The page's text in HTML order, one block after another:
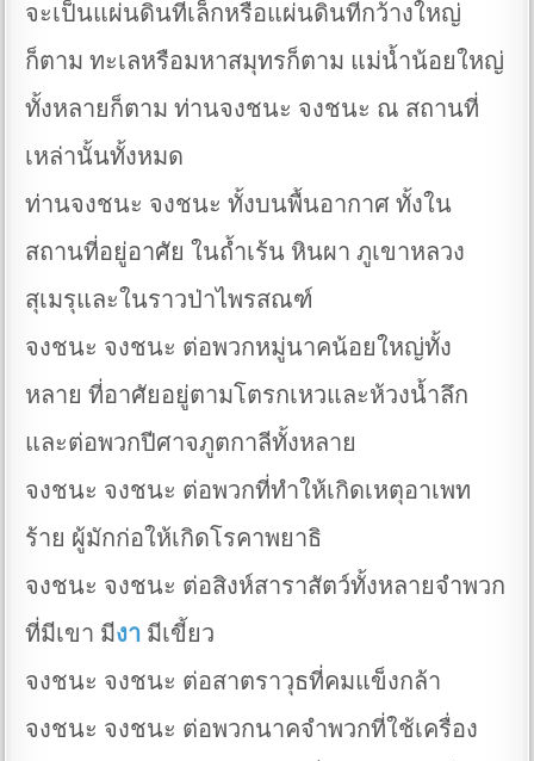
จะเป็นแผ่นดินที่เล็กหรือแผ่นดินที่กว้างใหญ่
ก็ตาม ทะเลหรือมหาสมุทรก็ตาม แม่น้ำน้อยใหญ่
ทั้งหลายก็ตาม ท่านจงชนะ จงชนะ ณ สถานที่
เหล่านั้นทั้งหมด
ท่านจงชนะ จงชนะ ทั้งบนพื้นอากาศ ทั้งใน
สถานที่อยู่อาศัย ในถ้ำเร้น หินผา ภูเขาหลวง
สุเมรุและในราวป่าไพรสณฑ์
จงชนะ จงชนะ ต่อพวกหมู่นาคน้อยใหญ่ทั้ง
หลาย ที่อาศัยอยู่ตามโตรกเหวและห้วงน้ำลึก
และต่อพวกปีศาจภูตกาลีทั้งหลาย
จงชนะ จงชนะ ต่อพวกที่ทำให้เกิดเหตุอาเพท
ร้าย ผู้มักก่อให้เกิดโรคาพยาธิ
จงชนะ จงชนะ ต่อสิงห์สาราสัตว์ทั้งหลายจำพวก
ที่มีเขา มีงา มีเขี้ยว
จงชนะ จงชนะ ต่อสาตราวุธที่คมแข็งกล้า
จงชนะ จงชนะ ต่อพวกนาคจำพวกที่ใช้เครื่อง